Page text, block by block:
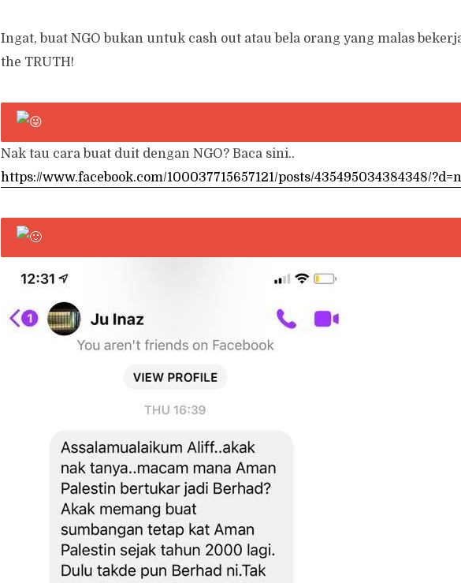
Ingat, buat NGO bukan untuk cash out atau bela orang yang malas
the TRUTH!
Nak tau cara buat duit dengan NGO? Baca sini..
https://www.facebook.com/100037715657121/posts/435495034384348/?d=n